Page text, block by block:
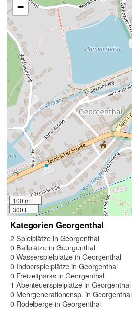
−
100 m
300 ft
Kategorien Georgenthal
2 Spielplätze in Georgenthal
0 Ballplätze in Georgenthal
0 Wasserspielplätze in Georgenthal
0 Indoorspielplätze in Georgenthal
0 Freizeitparks in Georgenthal
1 Abenteuerspielplätze in Georgenthal
0 Mehrgenerationensp. in Georgenthal
0 Rodelberge in Georgenthal